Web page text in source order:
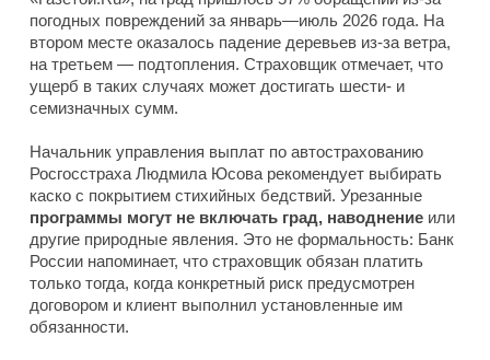
погодных повреждений за январь—июль 2026 года. На
втором месте оказалось падение деревьев из-за ветра,
на третьем — подтопления. Страховщик отмечает, что
ущерб в таких случаях может достигать шести- и
семизначных сумм.
Начальник управления выплат по автострахованию
Росгосстраха Людмила Юсова рекомендует выбирать
каско с покрытием стихийных бедствий. Урезанные
программы могут не включать град, наводнение или
другие природные явления. Это не формальность: Банк
России напоминает, что страховщик обязан платить
только тогда, когда конкретный риск предусмотрен
договором и клиент выполнил установленные им
обязанности.